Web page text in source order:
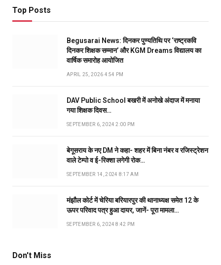
Top Posts
Begusarai News: दिनकर पुण्यतिथि पर ‘राष्ट्रकवि
दिनकर शिक्षक सम्मान’ और KGM Dreams विद्यालय का
वार्षिक समारोह आयोजित
APRIL 25, 2026 4:54 PM
DAV Public School बखरी में अनोखे अंदाज में मनाया
गया शिक्षक दिवस…
SEPTEMBER 6, 2024 2:00 PM
बेगूसराय के नए DM ने कहा- शहर में बिना नंबर व रजिस्ट्रेशन
वाले टेम्पो व ई-रिक्शा लगेगी रोक…
SEPTEMBER 14, 2024 8:17 AM
मंझौल कोर्ट में चेरिया बरियारपुर की थानाध्यक्ष समेत 12 के
ऊपर परिवाद पत्र हुआ दायर, जानें- पूरा मामला…
SEPTEMBER 6, 2024 8:42 PM
Don't Miss